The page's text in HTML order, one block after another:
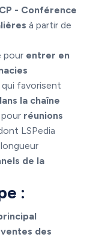
- Conférence
à partir de
pour entrer en
favorisent
la chaîne
réunions
LSPedia
de la
:
des